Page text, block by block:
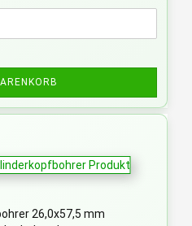
26,0x57,5 mm